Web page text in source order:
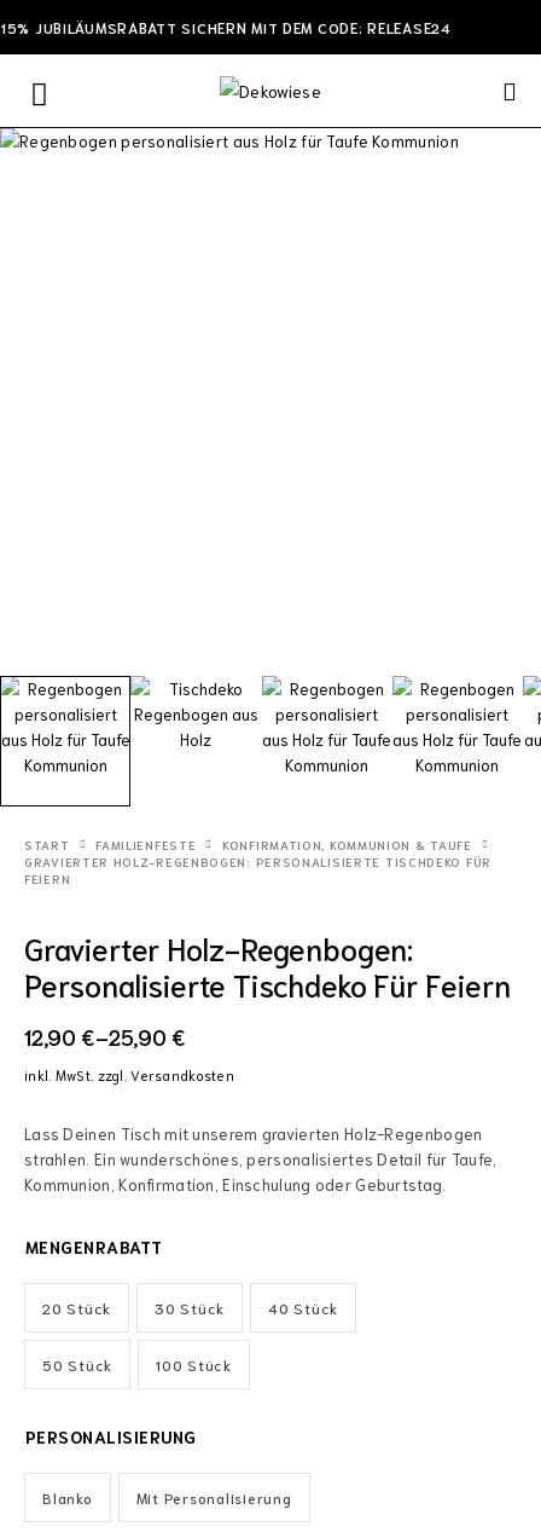
15% JUBILÄUMSRABATT SICHERN MIT DEM CODE: RELEASE24
START FAMILIENFESTE
KONFIRMATION, KOMMUNION & TAUFE
GRAVIERTER HOLZ-REGENBOGEN: PERSONALISIERTE TISCHDEKO FÜR
FEIERN
Gravierter Holz-Regenbogen:
Personalisierte Tischdeko Für Feiern
12,90 €–25,90 €
Lass Deinen Tisch mit unserem gravierten Holz-Regenbogen
strahlen. Ein wunderschönes, personalisiertes Detail für Taufe,
Kommunion, Konfirmation, Einschulung oder Geburtstag.
MENGENRABATT
20 Stück 30 Stück 40 Stück
50 Stück 100 Stück
PERSONALISIERUNG
Blanko Mit Personalisierung
inkl. MwSt. zzgl.Versandkosten